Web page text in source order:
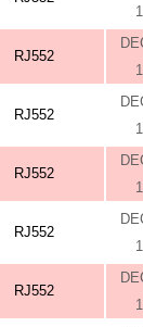
RJ552
RJ552
RJ552
RJ552
RJ552